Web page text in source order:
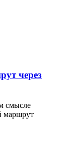
через
смысле
маршрут